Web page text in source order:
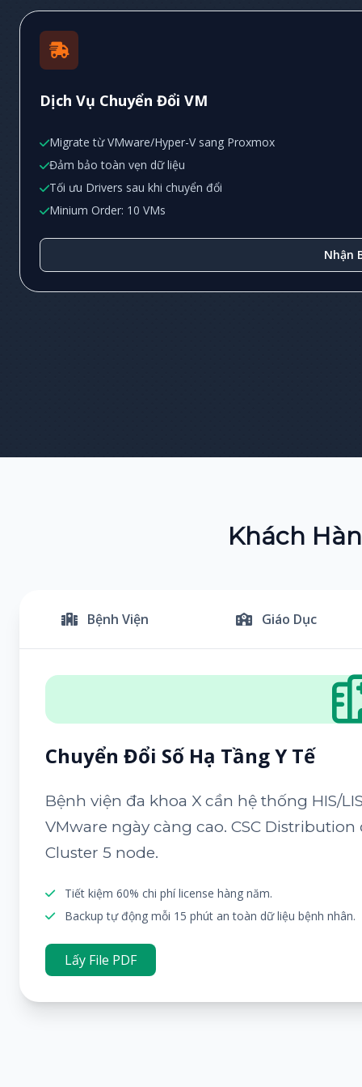
Dịch Vụ Chuyển Đổi VM
Migrate từ VMware/Hyper-V sang Proxmox
Đảm bảo toàn vẹn dữ liệu
Tối ưu Drivers sau khi chuyển đổi
Minium Order: 10 VMs
Nhận
Khách
Bệnh Viện Giáo Dục
Chuyển Đổi Số Hạ Tầng Y Tế
Bệnh viện đa khoa X cần hệ thống HIS/
VMware ngày càng cao. CSC
Cluster 5 node.
Tiết kiệm 60% chi phí license hàng năm.
Backup tự động mỗi 15 phút an toàn dữ liệu bệnh nhân.
Lấy File PDF